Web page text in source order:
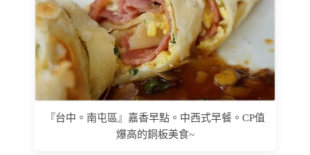
『台中。南屯區』嘉香早點。中西式早餐。CP值
爆高的銅板美食~